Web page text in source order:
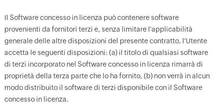
Il Software concesso in licenza può contenere software
provenienti da fornitori terzi e, senza limitare l'applicabilità
generale delle altre disposizioni del presente contratto, l'Utente
accetta le seguenti disposizioni: (a) il titolo di qualsiasi software
di terzi incorporato nel Software concesso in licenza rimarrà di
proprietà della terza parte che lo ha fornito, (b) non verrà in alcun
modo distribuito il software di terzi disponibile con il Software
concesso in licenza.